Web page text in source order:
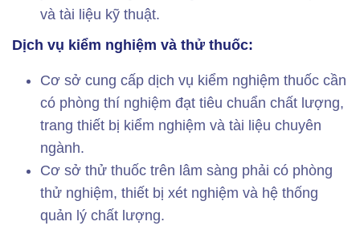
và tài liệu kỹ thuật.
Dịch vụ kiểm nghiệm và thử thuốc:
Cơ sở cung cấp dịch vụ kiểm nghiệm thuốc cần
có phòng thí nghiệm đạt tiêu chuẩn chất lượng,
trang thiết bị kiểm nghiệm và tài liệu chuyên
ngành.
Cơ sở thử thuốc trên lâm sàng phải có phòng
thử nghiệm, thiết bị xét nghiệm và hệ thống
quản lý chất lượng.